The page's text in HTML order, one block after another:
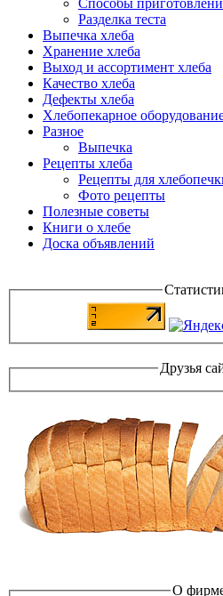
Разделка теста
Выпечка хлеба
Хранение хлеба
Выход и ассортимент хлеба
Качество хлеба
Дефекты хлеба
Хлебопекарное
Разное
Выпечка
Рецепты хлеба
Рецепты для
Фото рецепты
Полезные советы
Книги о хлебе
Доска объявлений
Друзья
О